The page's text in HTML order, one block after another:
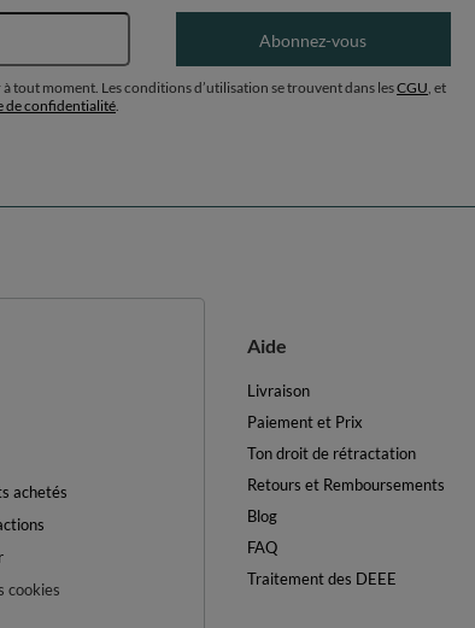
e-mail
Abonnez-vous
tout moment. Les conditions d’utilisation se trouvent dans lesCGU , et
de confidentialité
achetés
cookies
Aide
Livraison
Paiement et Prix
Ton droit de rétractation
Retours et Remboursements
Blog
FAQ
Traitement des DEEE